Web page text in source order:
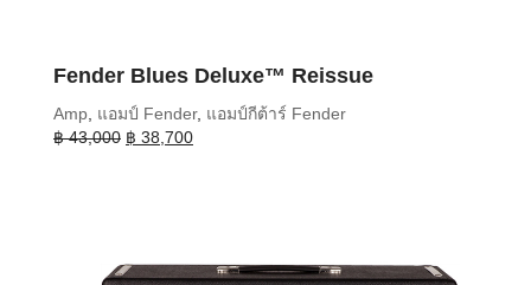
Fender Blues Deluxe™ Reissue
Amp, แอมป์ Fender, แอมป์กีต้าร์ Fender
฿43,000 Original
฿ 38,700Current